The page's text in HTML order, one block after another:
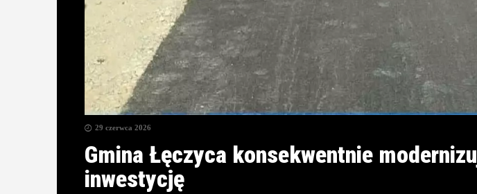
29 czerwca 2026
Gmina Łęczyca konsekwentnie
inwestycję